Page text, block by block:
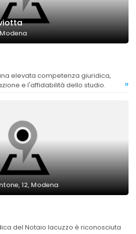
e l'affidabilità dello studio.
»
12, Modena